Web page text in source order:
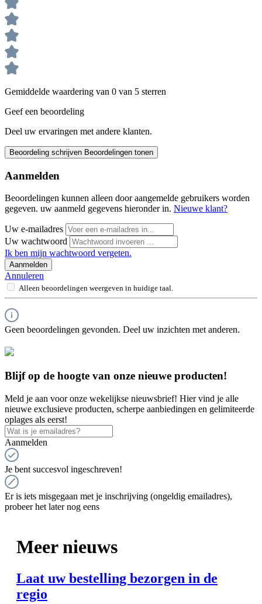
Gemiddelde waardering van 0 van 5 sterren
Geef een beoordeling
Deel uw ervaringen met andere klanten.
Beoordeling schrijven Beoordelingen tonen
Aanmelden
Beoordelingen kunnen alleen door aangemelde gebruikers worden
gegeven. uw aanmeld gegevens hieronder in. Nieuwe klant?
Uw e-mailadres
Uw wachtwoord
Ik ben mijn wachtwoord vergeten.
Aanmelden
Annuleren
Alleen beoordelingen weergeven in huidige taal.
Geen beoordelingen gevonden. Deel uw inzichten met anderen.
Blijf op de hoogte van onze nieuwe producten!
Meld je aan voor onze wekelijkse nieuwsbrief! Hier vind je alle
nieuwe exclusieve producten, scherpe aanbiedingen en gelimiteerde
oplages als eerst!
Aanmelden
Je bent succesvol ingeschreven!
Er is iets misgegaan met je inschrijving (ongeldig emailadres),
probeer het later nog eens
Meer nieuws
Laat uw bestelling bezorgen in de
regio